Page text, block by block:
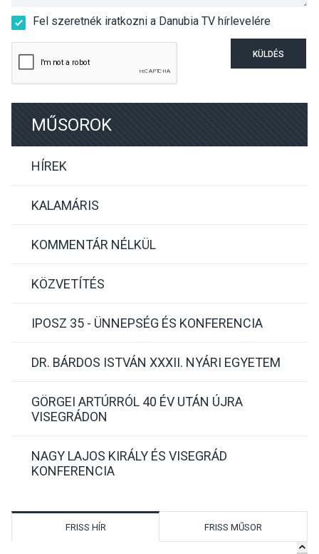
Fel szeretnék iratkozni a Danubia TV hírlevelére
KÜLDÉS
MŰSOROK
HÍREK
KALAMÁRIS
KOMMENTÁR NÉLKÜL
KÖZVETÍTÉS
IPOSZ 35 - ÜNNEPSÉG ÉS KONFERENCIA
DR. BÁRDOS ISTVÁN XXXII. NYÁRI EGYETEM
GÖRGEI ARTÚRRÓL 40 ÉV UTÁN ÚJRA
VISEGRÁDON
NAGY LAJOS KIRÁLY ÉS VISEGRÁD
KONFERENCIA
FRISS HÍR FRISS MŰSOR